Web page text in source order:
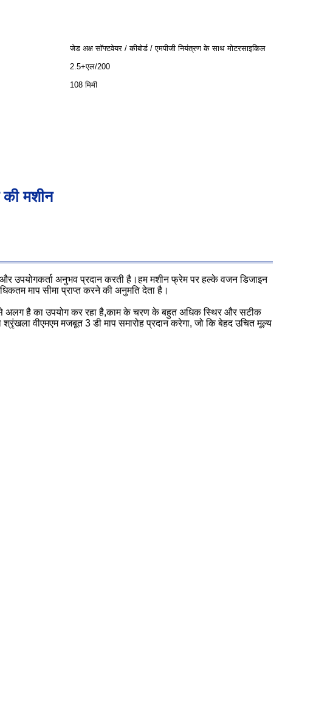
जेड अक्ष सॉफ्टवेयर / कीबोर्ड / एमपीजी नियंत्रण के साथ मोटरसाइकिल
2.5+एल/200
108 मिमी
मशीन
और उपयोगकर्ता अनुभव प्रदान करती है।हम मशीन फ्रेम पर हल्के वजन डिजाइन
माप सीमा प्राप्त करने की अनुमति देता है।
अलग है का उपयोग कर रहा है,काम के चरण के बहुत अधिक स्थिर और सटीक
वीएमएम मजबूत 3 डी माप समारोह प्रदान करेगा, जो कि बेहद उचित मूल्य